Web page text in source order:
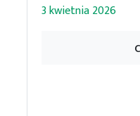
3 kwietnia 2026